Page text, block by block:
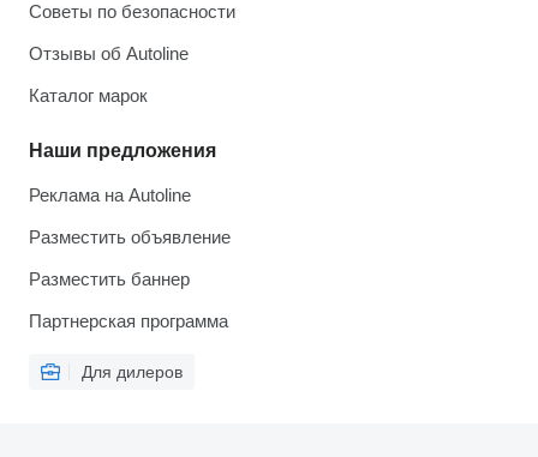
Советы по безопасности
Отзывы об Autoline
Каталог марок
Наши предложения
Реклама на Autoline
Разместить объявление
Разместить баннер
Партнерская программа
Для дилеров